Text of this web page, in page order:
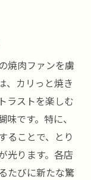
焼肉ファンを虜
、カリっと焼き
ラストを楽しむ
です。特に、
ることで、とり
光ります。各店
たびに新たな驚